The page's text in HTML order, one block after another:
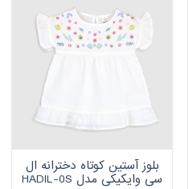
بلوز آستین کوتاه دخترانه ال
سی وایکیکی مدل HADIL-0S